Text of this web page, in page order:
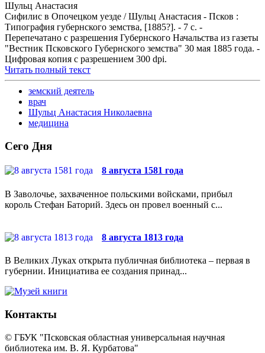
Шульц Анастасия
Сифилис в Опочецком уезде / Шульц Анастасия - Псков :
Типография губернского земства, [1885?]. - 7 с. -
Перепечатано с разрешения Губернского Начальства из газеты
"Вестник Псковского Губернского земства" 30 мая 1885 года. -
Цифровая копия с разрешением 300 dpi.
Читать полный текст
земский деятель
врач
Шульц Анастасия Николаевна
медицина
Сего Дня
8 августа 1581 года
В Заволочье, захваченное польскими войсками, прибыл
король Стефан Баторий. Здесь он провел военный с...
8 августа 1813 года
В Великих Луках открыта публичная библиотека – первая в
губернии. Инициатива ее создания принад...
Контакты
© ГБУК "Псковская областная универсальная научная
библиотека им. В. Я. Курбатова"